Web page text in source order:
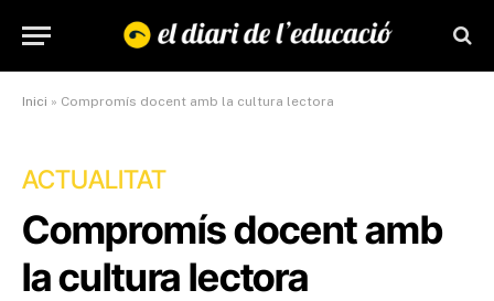
Inici » Compromís docent amb la cultura lectora
ACTUALITAT
Compromís docent amb
la cultura lectora